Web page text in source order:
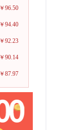
￥96.50
￥94.40
￥92.23
￥90.14
￥87.97